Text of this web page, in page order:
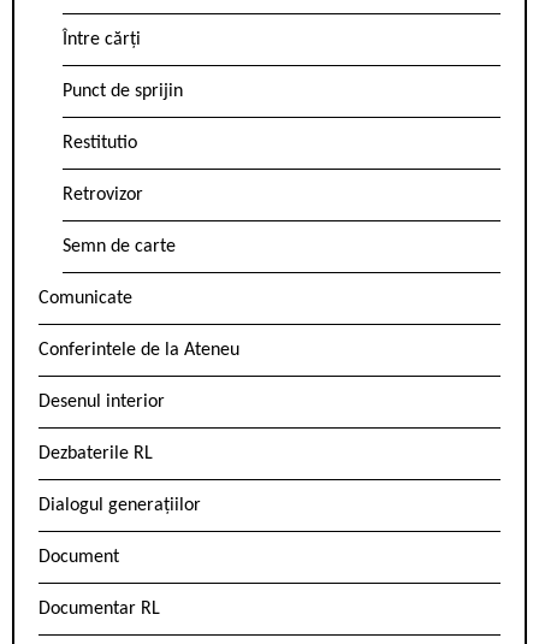
Între cărți
Punct de sprijin
Restitutio
Retrovizor
Semn de carte
Comunicate
Conferintele de la Ateneu
Desenul interior
Dezbaterile RL
Dialogul generațiilor
Document
Documentar RL